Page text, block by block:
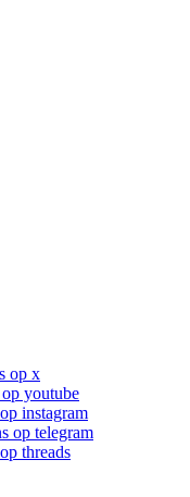
op x
youtube
instagram
op telegram
threads